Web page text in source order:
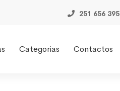
251 656 395
Categorias Contactos